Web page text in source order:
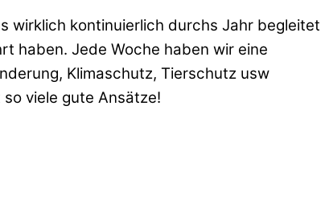
wirklich kontinuierlich durchs Jahr begleitet
haben. Jede Woche haben wir eine
Klimaschutz, Tierschutz usw
viele gute Ansätze!